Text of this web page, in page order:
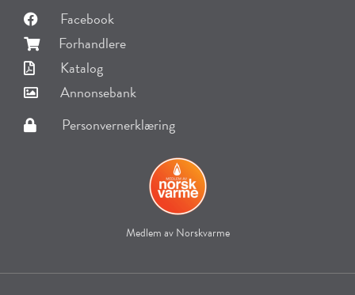
Facebook
Forhandlere
Katalog
Annonsebank
Personvernerklæring
Medlem av Norskvarme